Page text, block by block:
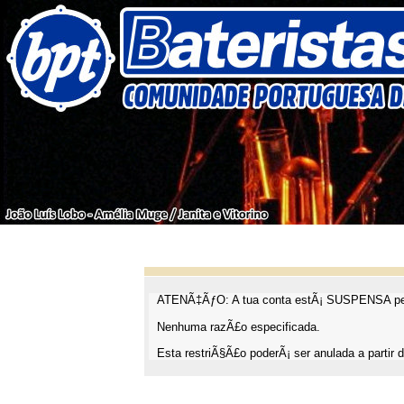
ATENÃ‡ÃƒO: A tua conta estÃ¡ SUSPENSA
Nenhuma razÃ£o especificada.
Esta restriÃ§Ã£o poderÃ¡ ser anulada a partir